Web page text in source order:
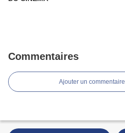
Commentaires
Ajouter un commentaire